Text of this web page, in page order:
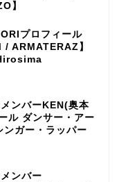
】
プロフィール
/ ARMATERAZ】
ンバーKEN(奥本
ル ダンサー・アー
ンガー・ラッパー
ンバー